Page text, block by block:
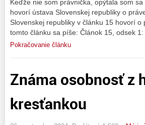
Keďže nie som právnička, opýtala som
hovorí ústava Slovenskej republiky o
Slovenskej republiky v článku 15 hovorí
tomto článku sa píše: Článok 15, odsek
Pokračovanie článku
Známa osobnosť z
kresťankou